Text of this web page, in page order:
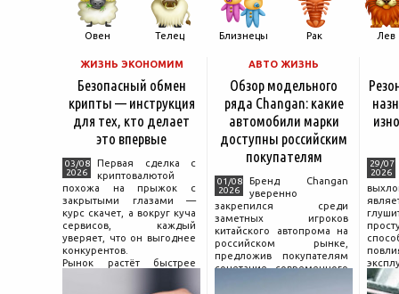
Овен Телец Близнецы Рак Лев
ЖИЗНЬ ЭКОНОМИМ
Безопасный обмен
крипты — инструкция
для тех, кто делает
это впервые
03/08
2026
Первая сделка с
криптовалютой
похожа на прыжок с
закрытыми глазами —
курс скачет, а вокруг куча
сервисов, каждый
уверяет, что он выгоднее
конкурентов.
Рынок растёт быстрее
поведения на нём.
АВТО ЖИЗНЬ
Обзор модельного
ряда Changan: какие
автомобили марки
доступны российским
покупателям
01/08
2026
Бренд Changan
уверенно
закрепился среди
заметных игроков
китайского автопрома на
российском рынке,
предложив покупателям
сочетание современного
29/07
2026
и